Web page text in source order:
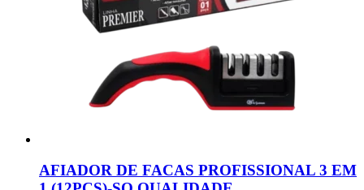
AFIADOR DE FACAS PROFISSIONAL 3 EM